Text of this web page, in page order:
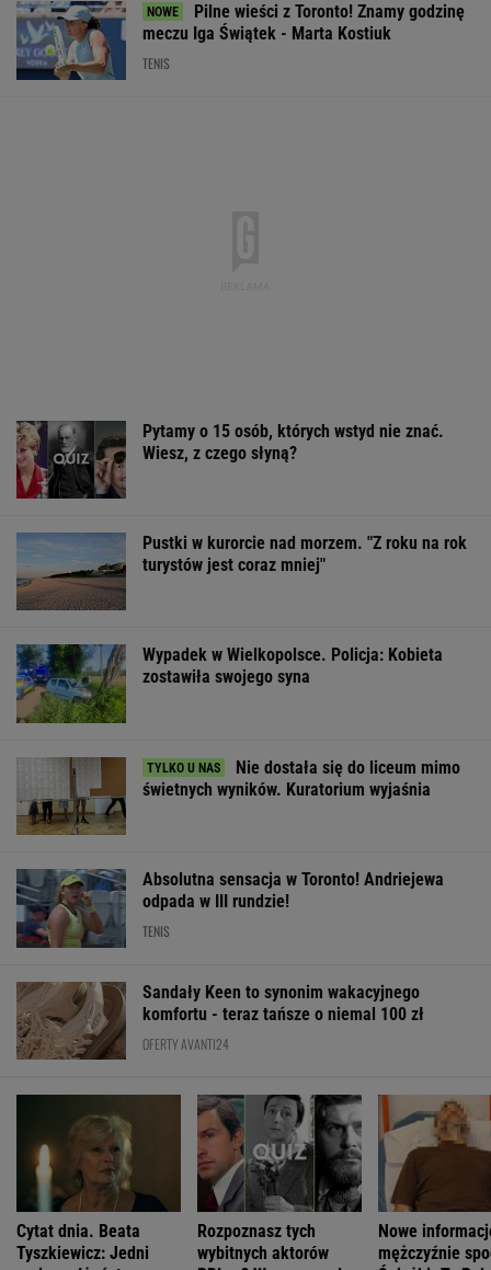
Pilne wieści z Toronto! Znamy godzinę
meczu Iga Świątek - Marta Kostiuk
TENIS
Pytamy o 15 osób, których wstyd nie znać.
Wiesz, z czego słyną?
Pustki w kurorcie nad morzem. "Z roku na rok
turystów jest coraz mniej"
Wypadek w Wielkopolsce. Policja: Kobieta
zostawiła swojego syna
Nie dostała się do liceum mimo
świetnych wyników. Kuratorium wyjaśnia
Absolutna sensacja w Toronto! Andriejewa
odpada w III rundzie!
TENIS
Sandały Keen to synonim wakacyjnego
komfortu - teraz tańsze o niemal 100 zł
OFERTY AVANTI24
Cytat dnia. Beata
Tyszkiewicz: Jedni
Rozpoznasz tych
wybitnych aktorów
Nowe
mężczyźnie